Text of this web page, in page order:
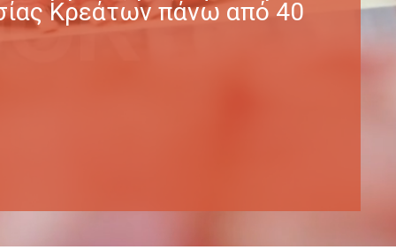
Κρεάτων πάνω από 40